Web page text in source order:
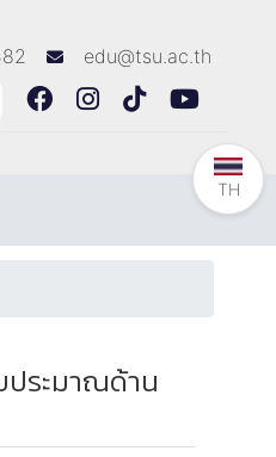
edu@tsu.ac.th
ระมาณด้าน
TH